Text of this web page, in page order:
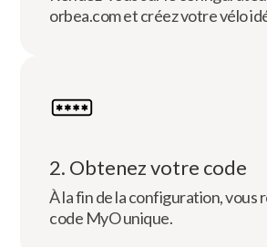
orbea.com et créez votre vélo
2. Obtenez votre code
À la fin de la configuration, vous
code MyO unique.